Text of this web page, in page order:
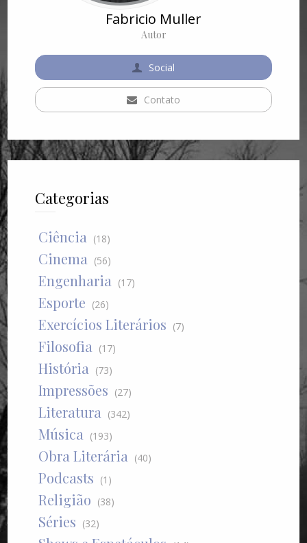
Fabricio Muller
Autor
Social
Contato
Categorias
Ciência (18)
Cinema (56)
Engenharia (17)
Esporte (26)
Exercícios Literários (7)
Filosofia (17)
História (73)
Impressões (27)
Literatura (342)
Música (193)
Obra Literária (40)
Podcasts (1)
Religião (38)
Séries (32)